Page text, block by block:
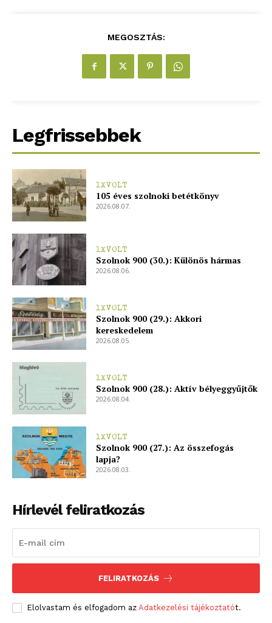
MEGOSZTÁS:
Legfrissebbek
1XVOLT
105 éves szolnoki betétkönyv
2026.08.07.
1XVOLT
Szolnok 900 (30.): Különös hármas
2026.08.06.
1XVOLT
Szolnok 900 (29.): Akkori
kereskedelem
2026.08.05.
1XVOLT
Szolnok 900 (28.): Aktív bélyeggyűjtők
2026.08.04.
1XVOLT
Szolnok 900 (27.): Az összefogás
lapja?
2026.08.03.
Hírlevél feliratkozás
FELIRATKOZÁS
Elolvastam és elfogadom az Adatkezelési tájékoztatót.